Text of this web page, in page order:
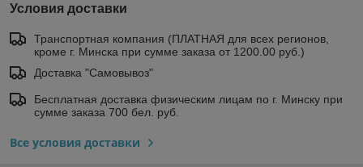
Условия доставки
Транспортная компания (ПЛАТНАЯ для всех регионов,
кроме г. Минска при сумме заказа от 1200.00 руб.)
Доставка "Самовывоз"
Бесплатная доставка физическим лицам по г. Минску при
сумме заказа 700 бел. руб.
Все условия доставки